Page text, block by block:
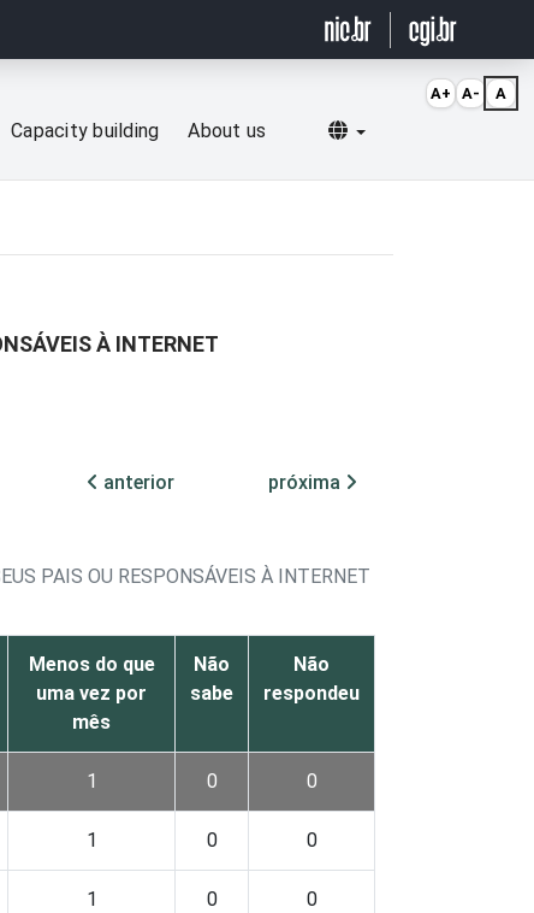
Capacity building About us Selecionar idioma
À INTERNET
anterior
próxima
PAIS OU RESPONSÁVEIS À INTERNET
Menos do que
uma vez por
mês
Não
sabe
Não
respondeu
1 0 0
1 0 0
1 0 0
A+ A- A